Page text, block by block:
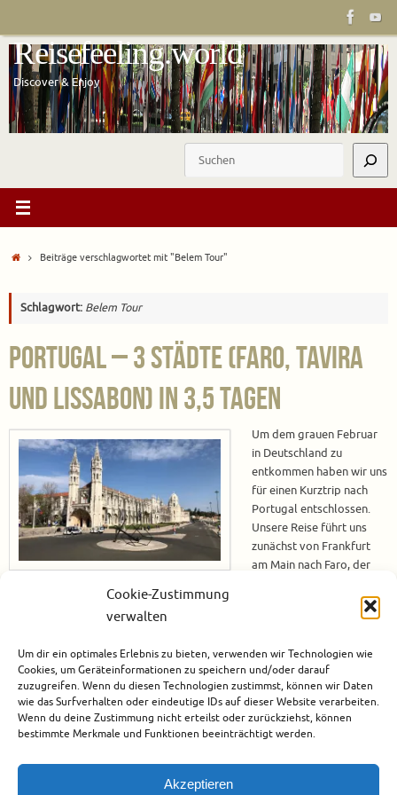
Cookie-Zustimmung
verwalten
Um dir ein optimales Erlebnis zu bieten, verwenden wir Technologien wie
Cookies, um Geräteinformationen zu speichern und/oder darauf
zuzugreifen. Wenn du diesen Technologien zustimmst, können wir Daten
wie das Surfverhalten oder eindeutige IDs auf dieser Website verarbeiten.
Wenn du deine Zustimmung nicht erteilst oder zurückziehst, können
bestimmte Merkmale und Funktionen beeinträchtigt werden.
Akzeptieren
springen
Reisefeeling.world
Discover & Enjoy
StartBeiträge verschlagwortet mit "Belem Tour"
Schlagwort: Belem Tour
Portugal – 3 Städte (Faro, Tavira
und Lissabon) in 3,5 Tagen
Um dem grauen Februar
in Deutschland zu
entkommen haben wir uns
für einen Kurztrip nach
Portugal entschlossen.
Unsere Reise führt uns
zunächst von Frankfurt
am Main nach Faro, der
Algarve. In nur 3 Stunden und 15 Minuten erreichen wir die beschauliche
Stadt am Atlantik mit dem Flugzeug. Faro – Altstadt und Inselhopping
befindet sich z.…
Weiterlesen
März 20, 2022 Europa , Faro,Lissabon,Portugal,Städtereise,Tavira